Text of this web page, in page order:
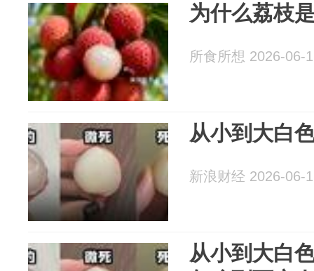
为什么荔枝
所食所想 2026-06-
从小到大白
新浪财经 2026-06-
从小到大白